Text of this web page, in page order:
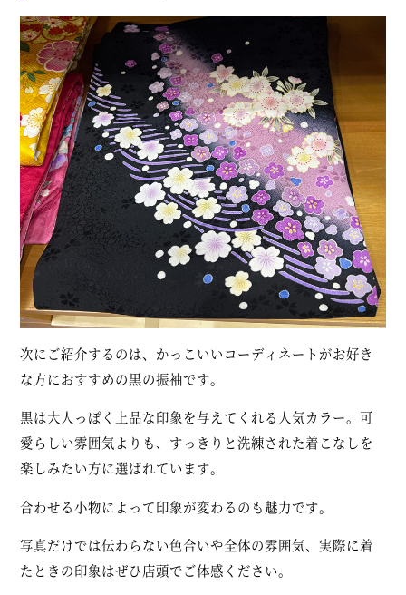
次にご紹介するのは、かっこいいコーディネートがお好き
な方におすすめの黒の振袖です。
黒は大人っぽく上品な印象を与えてくれる人気カラー。可
愛らしい雰囲気よりも、すっきりと洗練された着こなしを
楽しみたい方に選ばれています。
合わせる小物によって印象が変わるのも魅力です。
写真だけでは伝わらない色合いや全体の雰囲気、実際に着
たときの印象はぜひ店頭でご体感ください。